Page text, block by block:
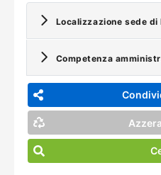
Localizzazione sede di
Competenza